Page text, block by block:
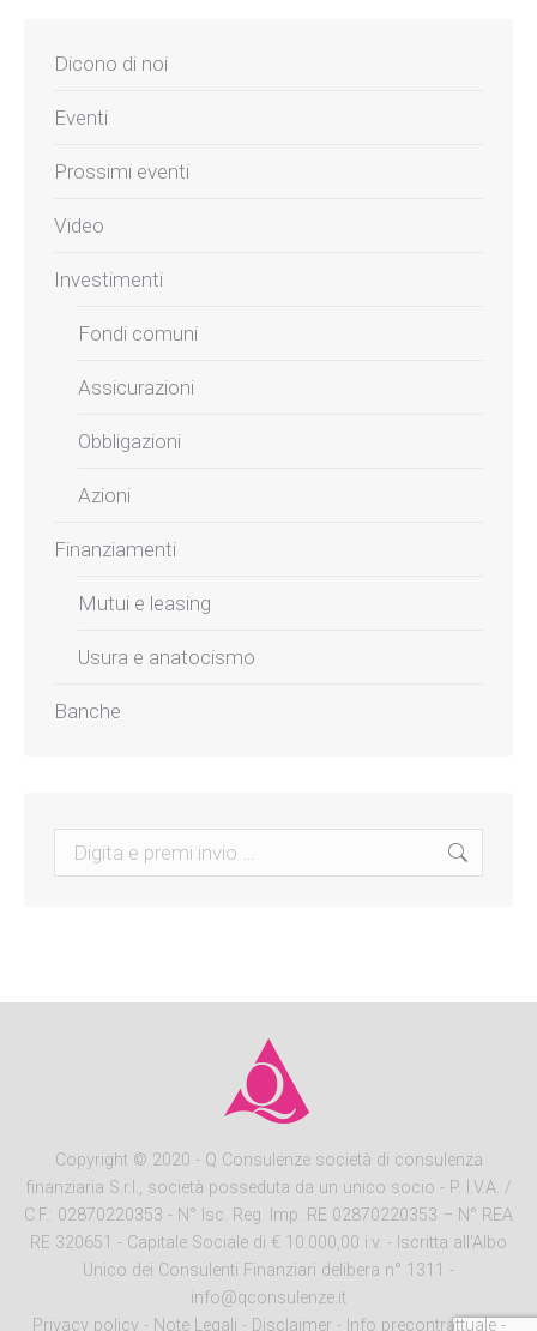
Dicono di noi
Eventi
Prossimi eventi
Video
Investimenti
Fondi comuni
Assicurazioni
Obbligazioni
Azioni
Finanziamenti
Mutui e leasing
Usura e anatocismo
Banche
Search:
Copyright© 2020 - Q Consulenze società di consulenza
finanziaria S.r.l., società posseduta da un unico socio - P. I.V.A. /
C.F.: 02870220353 - N° Isc. Reg. Imp. RE 02870220353 – N° REA
RE 320651 - Capitale Sociale di € 10.000,00 i.v. - Iscritta all'Albo
Unico dei Consulenti Finanziari delibera n° 1311 -
info@qconsulenze.it
Privacy policy - Note Legali - Disclaimer- Info precontrattuale -